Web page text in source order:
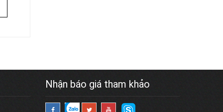
Nhận báo giá tham khảo